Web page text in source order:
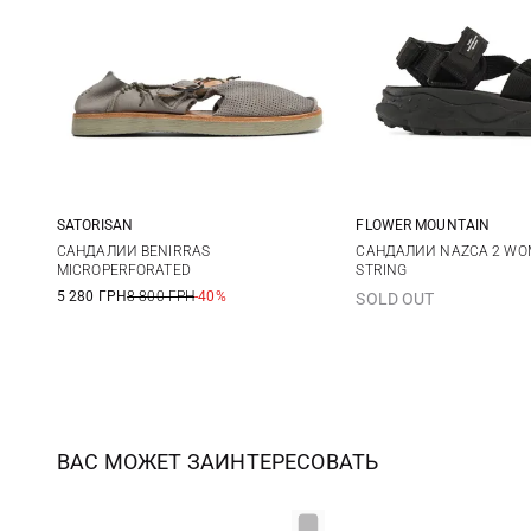
36 37
40 41
SATORISAN
САНДАЛИИ BENIRRAS
MICROPERFORATED
5 280 ГРН8 800 ГРН-40%
35 36
39
FLOWER MOUNTAIN
САНДАЛИИ NAZCA 2
STRING
SOLD OUT
ВАС МОЖЕТ ЗАИНТЕРЕСОВАТЬ